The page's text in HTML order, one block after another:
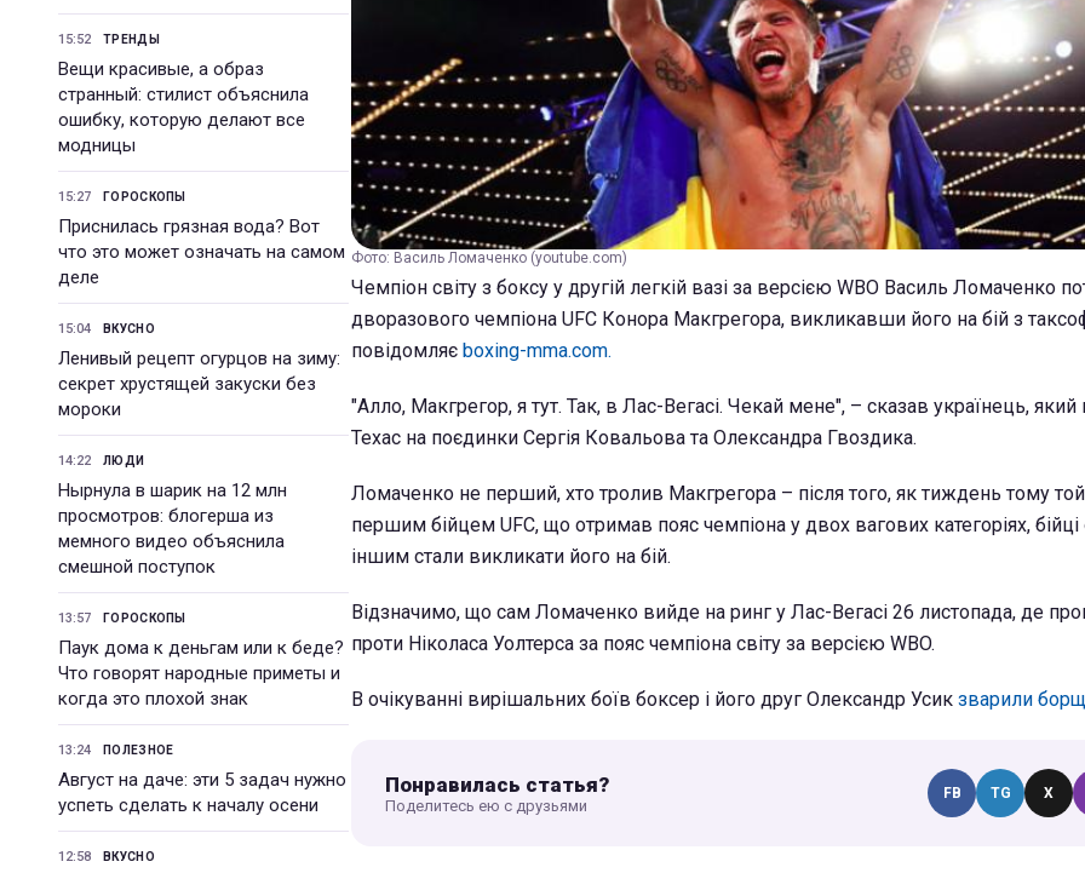
15:52 ТРЕНДЫ
Вещи красивые, а образ
странный: стилист объяснила
ошибку, которую делают все
модницы
15:27 ГОРОСКОПЫ
Приснилась грязная вода? Вот
что это может означать на самом
деле
15:04 ВКУСНО
Ленивый рецепт огурцов на зиму:
секрет хрустящей закуски без
мороки
14:22 ЛЮДИ
Нырнула в шарик на 12 млн
просмотров: блогерша из
мемного видео объяснила
смешной поступок
13:57 ГОРОСКОПЫ
Паук дома к деньгам или к беде?
Что говорят народные приметы и
когда это плохой знак
13:24 ПОЛЕЗНОЕ
Август на даче: эти 5 задач нужно
успеть сделать к началу осени
12:58 ВКУСНО
Фото: Василь Ломаченко (youtube.com)
Чемпіон світу з боксу у другій легкій вазі за версією WBO Василь Ломаченко
дворазового чемпіона UFC Конора Макгрегора, викликавши його на бій з
повідомляє boxing-mma.com.
"Алло, Макгрегор, я тут. Так, в Лас-Вегасі. Чекай мене", – сказав українець, який
Техас на поєдинки Сергія Ковальова та Олександра Гвоздика.
Ломаченко не перший, хто тролив Макгрегора – після того, як тиждень тому
першим бійцем UFC, що отримав пояс чемпіона у двох вагових категоріях, бійці
іншим стали викликати його на бій.
Відзначимо, що сам Ломаченко вийде на ринг у Лас-Вегасі 26 листопада, де
проти Ніколаса Уолтерса за пояс чемпіона світу за версією WBO.
В очікуванні вирішальних боїв боксер і його друг Олександр Усик зварили
Понравилась статья?
Поделитесь ею с друзьями
FB TG X